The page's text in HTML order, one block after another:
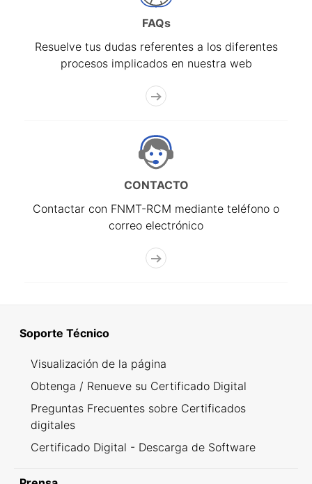
FAQs
Resuelve tus dudas referentes a los diferentes
procesos implicados en nuestra web
CONTACTO
Contactar con FNMT-RCM mediante teléfono o
correo electrónico
Soporte Técnico
Visualización de la página
Obtenga / Renueve su Certificado Digital
Preguntas Frecuentes sobre Certificados
digitales
Certificado Digital - Descarga de Software